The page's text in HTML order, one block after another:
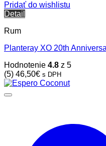
Pridať do wishlistu
Detail
Rum
Planteray XO 20th
Hodnotenie 4.8 z 5
(5) 46,50€ s DPH